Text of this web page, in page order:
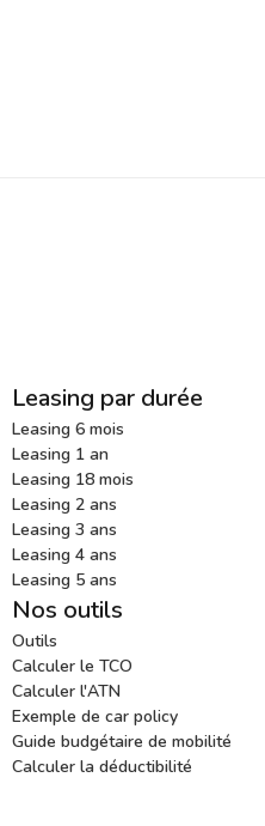
Leasing par durée
Leasing 6 mois
Leasing 1 an
Leasing 18 mois
Leasing 2 ans
Leasing 3 ans
Leasing 4 ans
Leasing 5 ans
Nos outils
Outils
Calculer le TCO
Calculer l'ATN
Exemple de car policy
Guide budgétaire de mobilité
Calculer la déductibilité